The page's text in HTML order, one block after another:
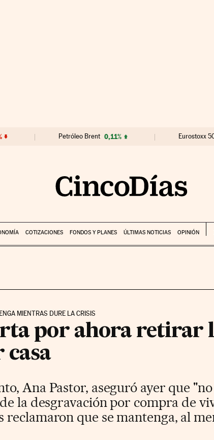
Petróleo Brent 0,11% Eurostoxx
COTIZACIONES FONDOS Y PLANES ÚLTIMAS NOTICIAS OPINIÓN
MIENTRAS DURE LA CRISIS
por ahora retirar
Ana Pastor, aseguró ayer que
la desgravación por compra de
reclamaron que se mantenga, al